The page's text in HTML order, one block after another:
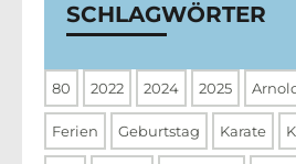
SCHLAGWÖRTER
80 2022 2024 2025
Ferien Geburtstag Karate